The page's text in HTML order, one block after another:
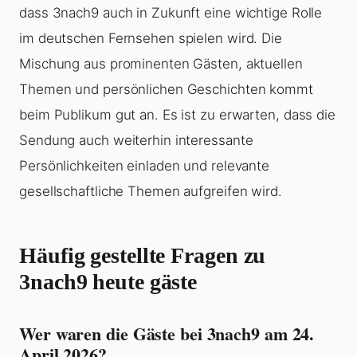
dass 3nach9 auch in Zukunft eine wichtige Rolle
im deutschen Fernsehen spielen wird. Die
Mischung aus prominenten Gästen, aktuellen
Themen und persönlichen Geschichten kommt
beim Publikum gut an. Es ist zu erwarten, dass die
Sendung auch weiterhin interessante
Persönlichkeiten einladen und relevante
gesellschaftliche Themen aufgreifen wird.
Häufig gestellte Fragen zu
3nach9 heute gäste
Wer waren die Gäste bei 3nach9 am 24.